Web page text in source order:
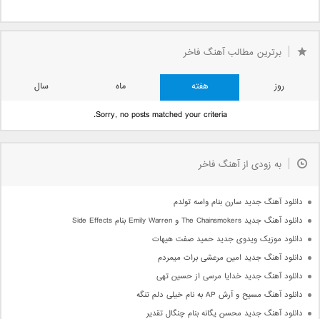
برترین مطالب آهنگ فاخر
روز هفته ماه
سال
Sorry, no posts matched your criteria.
به زودی از آهنگ فاخر
دانلود آهنگ جدید سارن بنام واسه تولدم
دانلود آهنگ جدید The Chainsmokers و Emily Warren بنام Side Effects
دانلود موزیک ویدوی جدید حمید صفت هیهات
دانلود آهنگ جدید امین مرعشی برات میمردم
دانلود آهنگ جدید خدایا مرسی از حسین تهی
دانلود آهنگ مسیح و آرش AP به نام خیلی دلم تنگه
دانلود آهنگ جدید محسن یگانه بنام چنگال تقدیر